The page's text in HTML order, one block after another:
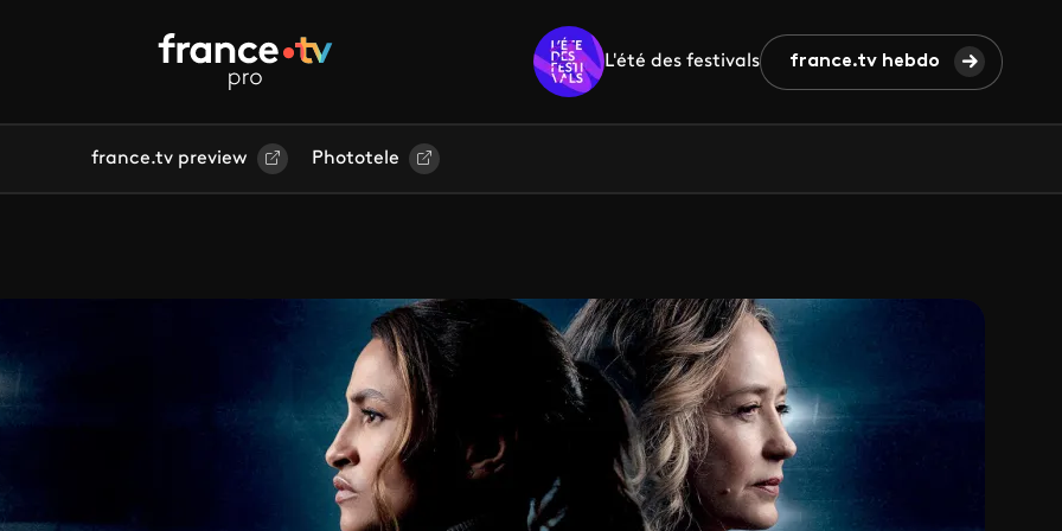
L'été des festivals france.tv hebdo
france.tv preview Phototele